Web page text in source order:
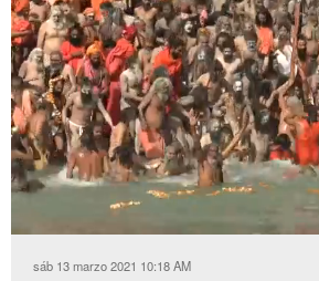
55.96%
sáb 13 marzo 2021 10:18 AM